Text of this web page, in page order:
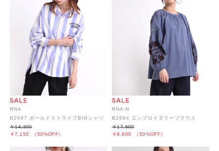
RNA
B2697 ボールドストライプBIGシャツ
￥7,150 （50%OFF）
￥14,300
RNA-N
B2684 エンブロイダリーブラウス
￥8,800 （50%OFF）
￥17,600